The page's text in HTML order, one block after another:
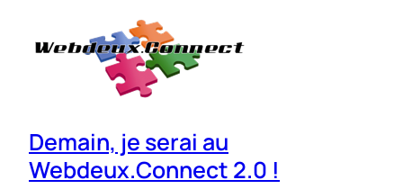
Demain, je serai au
Webdeux.Connect 2.0 !